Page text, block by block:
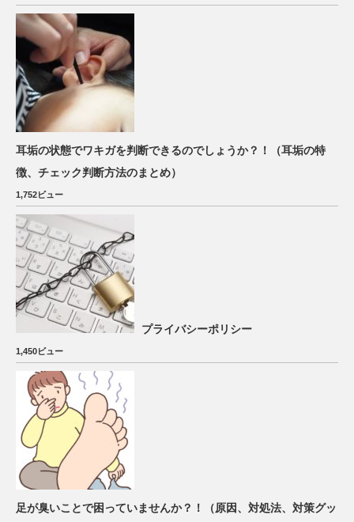
耳垢の状態でワキガを判断できるのでしょうか？！（耳垢の特
徴、チェック判断方法のまとめ）
1,752ビュー
プライバシーポリシー
1,450ビュー
足が臭いことで困っていませんか？！（原因、対処法、対策グッ